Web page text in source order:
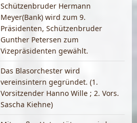
Schützenbruder Hermann
Meyer(Bank) wird zum 9.
Präsidenten, Schützenbruder
Gunther Petersen zum
Vizepräsidenten gewählt.
Das Blasorchester wird
vereinsintern gegründet. (1.
Vorsitzender Hanno Wille ; 2. Vors.
Sascha Kiehne)